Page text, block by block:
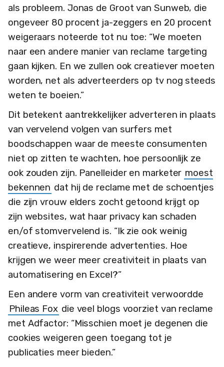
als probleem. Jonas de Groot van Sunweb, die
ongeveer 80 procent ja-zeggers en 20 procent
weigeraars noteerde tot nu toe: “We moeten
naar een andere manier van reclame targeting
gaan kijken. En we zullen ook creatiever moeten
worden, net als adverteerders op tv nog steeds
weten te boeien.”
Dit betekent aantrekkelijker adverteren in plaats
van vervelend volgen van surfers met
boodschappen waar de meeste consumenten
niet op zitten te wachten, hoe persoonlijk ze
ook zouden zijn. Panelleider en marketer moest
bekennen dat hij de reclame met de schoentjes
die zijn vrouw elders zocht getoond krijgt op
zijn websites, wat haar privacy kan schaden
en/of stomvervelend is. “Ik zie ook weinig
creatieve, inspirerende advertenties. Hoe
krijgen we weer meer creativiteit in plaats van
automatisering en Excel?”
Een andere vorm van creativiteit verwoordde
Phileas Fox die veel blogs voorziet van reclame
met Adfactor: “Misschien moet je degenen die
cookies weigeren geen toegang tot je
publicaties meer bieden.”